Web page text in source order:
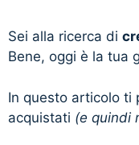
Sei alla ricerca di
Bene, oggi è la tua
In questo articolo ti
acquistati (e quindi